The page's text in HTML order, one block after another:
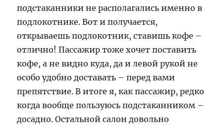
подстаканники не располагались именно в
подлокотнике. Вот и получается,
открываешь подлокотник, ставишь кофе –
отлично! Пассажир тоже хочет поставить
кофе, а не видно куда, да и левой рукой не
особо удобно доставать – перед вами
препятствие. В итоге я, как пассажир, редко
когда вообще пользуюсь подстаканником –
досадно. Остальной салон довольно